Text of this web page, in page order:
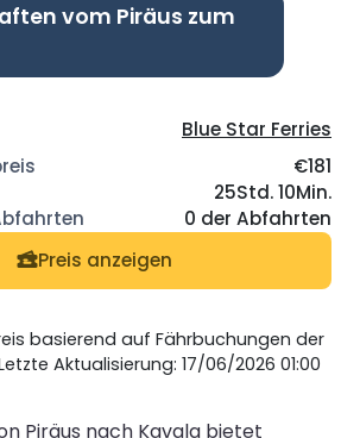
vom Piräus zum
Blue Star Ferries
€181
25Std. 10Min.
0 der Abfahrten
Preis anzeigen
basierend auf Fährbuchungen der
Aktualisierung: 17/06/2026 01:00
Piräus nach Kavala bietet